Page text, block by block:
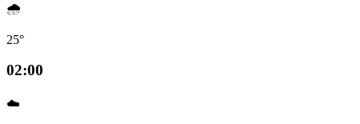
🌧️
25°
02:00
☁️